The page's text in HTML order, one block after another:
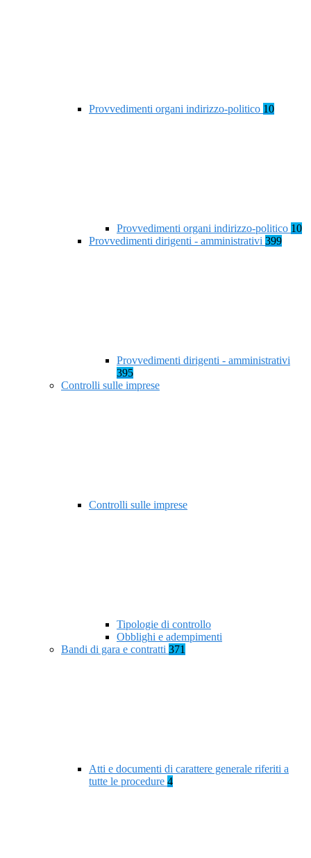
Provvedimenti organi indirizzo-politico 10
Provvedimenti organi indirizzo-politico 10
Provvedimenti dirigenti - amministrativi 399
Provvedimenti dirigenti - amministrativi
395
Controlli sulle imprese
Controlli sulle imprese
Tipologie di controllo
Obblighi e adempimenti
Bandi di gara e contratti 371
Atti e documenti di carattere generale riferiti a
tutte le procedure 4